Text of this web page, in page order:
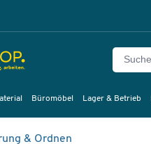
Büromöbel Lager & Betrieb
& Ordnen